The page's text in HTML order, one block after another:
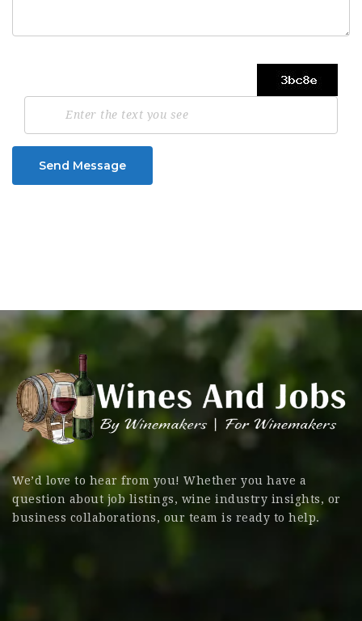
Send Message
We’d love to hear from you! Whether you have a
question about job listings, wine industry insights, or
business collaborations, our team is ready to help.